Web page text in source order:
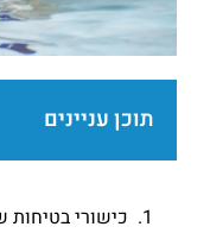
תוכן עניינים
כישורי בטיחות